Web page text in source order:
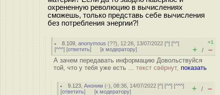
охрененную революцию в вычислениях
сможешь, только представь себе вычисления
без потребления энергии?!
8.109 ,anonymous (??), 12:26, 13/07/2022 [^] [^^]
[^^^] [ответить] [к модератору]
+1
+ / –
А зачем передавать информацию Довольствуйся
той, что у тебя уже есть ... текст свёрнут, показать
9.123 ,Аноним (-), 08:36, 14/07/2022 [^] [^^] [^^^]
[ответить] [к модератору] + / –